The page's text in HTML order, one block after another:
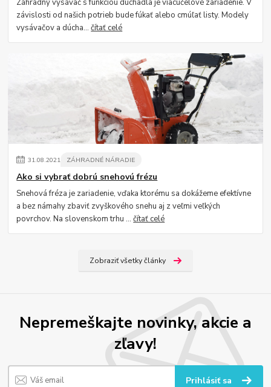
Záhradný vysávač s funkciou dúchadla je viacúčelové zariadenie. V
závislosti od našich potrieb bude fúkať alebo cmúľať listy. Modely
vysávačov a dúcha...čítať celé
31.08.2021 ZÁHRADNÉ NÁRADIE
Ako si vybrať dobrú snehovú frézu
Snehová fréza je zariadenie, vďaka ktorému sa dokážeme efektívne
a bez námahy zbaviť zvyškového snehu aj z veľmi veľkých
povrchov. Na slovenskom trhu ...čítať celé
Zobraziť všetky články
Nepremeškajte novinky, akcie a
zľavy!
Prihlásiť sa